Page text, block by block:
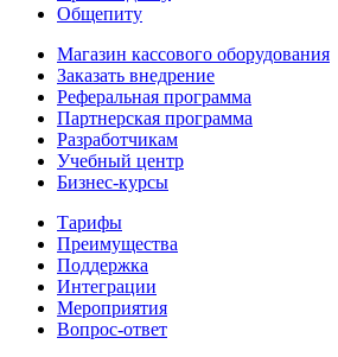
Общепиту
Магазин кассового оборудования
Заказать внедрение
Реферальная программа
Партнерская программа
Разработчикам
Учебный центр
Бизнес‑курсы
Тарифы
Преимущества
Поддержка
Интеграции
Мероприятия
Вопрос-ответ